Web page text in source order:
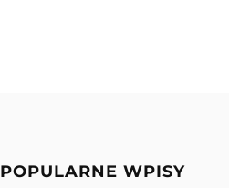
POPULARNE WPISY